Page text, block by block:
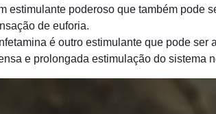
estimulante poderoso que também pode
de euforia.
é outro estimulante que pode ser
e prolongada estimulação do sistema